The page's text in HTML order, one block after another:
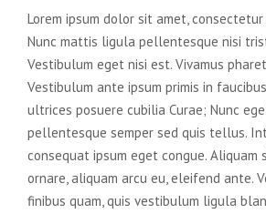
Lorem ipsum dolor sit amet,
Nunc mattis ligula pellentesque nisi
Vestibulum eget nisi est. Vivamus
Vestibulum ante ipsum primis in
ultrices posuere cubilia Curae; Nunc
pellentesque semper sed quis tellus.
consequat ipsum eget congue. Aliquam
ornare, aliquam arcu eu, eleifend ante.
finibus quam, quis vestibulum ligula